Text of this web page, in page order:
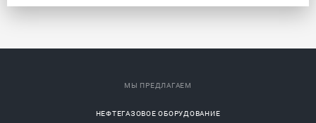
МЫ ПРЕДЛАГАЕМ
НЕФТЕГАЗОВОЕ ОБОРУДОВАНИЕ